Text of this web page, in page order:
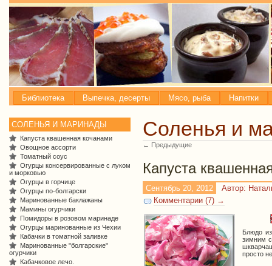
Библиотека Выпечка, десерты Мясо, рыба Напитки
Соленья и
← Предыдущие
Капуста
Сентябрь 20, 2012
Автор:
Комментарии (7) →
Блюдо
зимним
просто
СОЛЕНЬЯ И МАРИНАДЫ
Капуста квашенная кочанами
Овощное ассорти
Томатный соус
Огурцы консервированные с луком
и морковью
Огурцы в горчице
Огурцы по-болгарски
Маринованные баклажаны
Мамины огурчики
Помидоры в розовом маринаде
Огурцы маринованные из Чехии
Кабачки в томатной заливке
Маринованные "болгарские"
огурчики
Кабачковое лечо.